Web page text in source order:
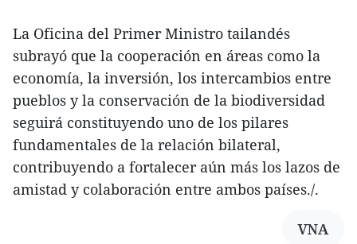
La Oficina del Primer Ministro tailandés
subrayó que la cooperación en áreas como la
economía, la inversión, los intercambios entre
pueblos y la conservación de la biodiversidad
seguirá constituyendo uno de los pilares
fundamentales de la relación bilateral,
contribuyendo a fortalecer aún más los lazos de
amistad y colaboración entre ambos países./.
VNA